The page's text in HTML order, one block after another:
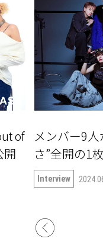
“超特急らし
like 超特急」